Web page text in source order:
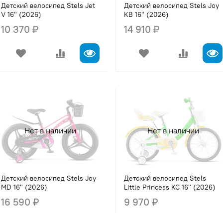
Детский велосипед Stels Jet
V 16" (2026)
10 370 ₽
Детский велосипед Stels Joy
KB 16" (2026)
14 910 ₽
Нет в наличии
Детский велосипед Stels Joy
MD 16" (2026)
16 590 ₽
Нет в наличии
Детский велосипед Stels
Little Princess KC 16" (2026)
9 970 ₽